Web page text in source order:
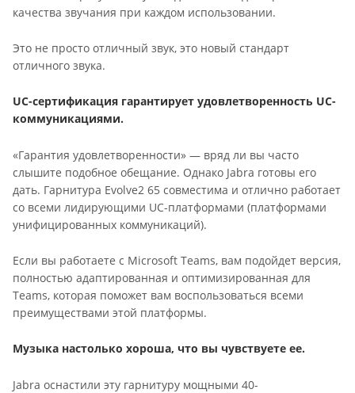
качества звучания при каждом использовании.
Это не просто отличный звук, это новый стандарт
отличного звука.
UС-сертификация гарантирует удовлетворенность UC-
коммуникациями.
«Гарантия удовлетворенности» — вряд ли вы часто
слышите подобное обещание. Однако Jabra готовы его
дать. Гарнитура Evolve2 65 совместима и отлично работает
со всеми лидирующими UC-платформами (платформами
унифицированных коммуникаций).
Если вы работаете с Microsoft Teams, вам подойдет версия,
полностью адаптированная и оптимизированная для
Teams, которая поможет вам воспользоваться всеми
преимуществами этой платформы.
Музыка настолько хороша, что вы чувствуете ее.
Jabra оснастили эту гарнитуру мощными 40-